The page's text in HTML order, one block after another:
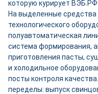
которую курирует
На выделенные
технологического
полуавтоматическая
система формирования,
приготовления пасты,
и холодильное
посты контроля
переделы: выпуск